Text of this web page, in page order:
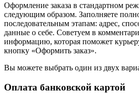
Оформление заказа в стандартном
следующим образом. Заполняете
последовательным этапам: адрес,
данные о себе. Советуем в
информацию, которая поможет
кнопку «Оформить заказ».
Вы можете выбрать один из двух
Оплата банковской картой